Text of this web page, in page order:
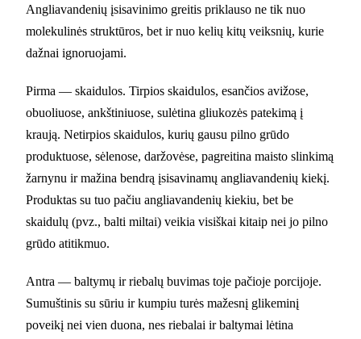
Angliavandenių įsisavinimo greitis priklauso ne tik nuo
molekulinės struktūros, bet ir nuo kelių kitų veiksnių, kurie
dažnai ignoruojami.
Pirma — skaidulos. Tirpios skaidulos, esančios avižose,
obuoliuose, ankštiniuose, sulėtina gliukozės patekimą į
kraują. Netirpios skaidulos, kurių gausu pilno grūdo
produktuose, sėlenose, daržovėse, pagreitina maisto slinkimą
žarnynu ir mažina bendrą įsisavinamų angliavandenių kiekį.
Produktas su tuo pačiu angliavandenių kiekiu, bet be
skaidulų (pvz., balti miltai) veikia visiškai kitaip nei jo pilno
grūdo atitikmuo.
Antra — baltymų ir riebalų buvimas toje pačioje porcijoje.
Sumuštinis su sūriu ir kumpiu turės mažesnį glikeminį
poveikį nei vien duona, nes riebalai ir baltymai lėtina